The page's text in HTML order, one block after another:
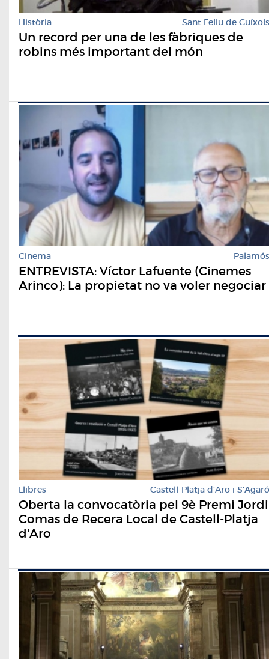
Història Sant Feliu de Guíxols
Un record per una de les fàbriques de
robins més important del món
Cinema Palamós
ENTREVISTA: Víctor Lafuente (Cinemes
Arinco): La propietat no va voler negociar
Llibres Castell-Platja d'Aro i S'Agaró
Oberta la convocatòria pel 9è Premi Jordi
Comas de Recera Local de Castell-Platja
d'Aro